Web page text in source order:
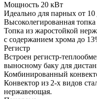
Мощность 20 кВт
Идеально для парных от 10
Высоколегированная топка
Топка из жаростойкой
с содержанием хрома до
Регистр
Встроен регистр-
выносному баку для
Комбинированный
Конвектор из 2-х видов
нержавеющая.